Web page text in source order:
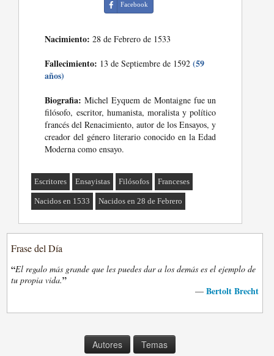
Facebook
Nacimiento: 28 de Febrero de 1533
Fallecimiento: 13 de Septiembre de 1592(59
años)
Biografia: Michel Eyquem de Montaigne fue un
filósofo, escritor, humanista, moralista y político
francés del Renacimiento, autor de los Ensayos, y
creador del género literario conocido en la Edad
Moderna como ensayo.
Escritores Ensayistas Filósofos Franceses
Nacidos en 1533 Nacidos en 28 de Febrero
Frase del Día
“El regalo más grande que les puedes dar a los demás es el ejemplo de
tu propia vida.”
— Bertolt Brecht
Autores Temas